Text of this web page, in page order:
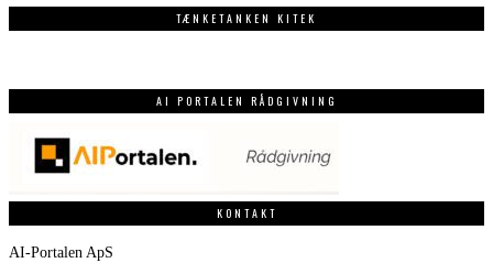
TÆNKETANKEN KITEK
AI PORTALEN RÅDGIVNING
KONTAKT
AI-Portalen ApS